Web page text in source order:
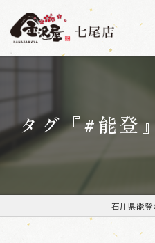
タグ『#能登
石川県能